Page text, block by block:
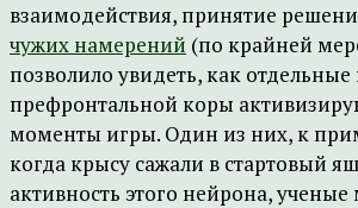
взаимодействия, принятие
чужих намерений (по крайней
позволило увидеть, как
префронтальной коры
моменты игры. Один из них, к
когда крысу сажали в стартовый
активность этого нейрона, ученые